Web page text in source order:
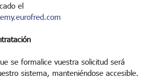
el
se formalice vuestra solicitud será
sistema, manteniéndose accesible.